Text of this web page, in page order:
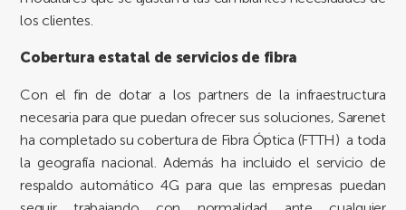
los clientes.
Cobertura estatal de servicios de fibra
Con el fin de dotar a los partners de la infraestructura
necesaria para que puedan ofrecer sus soluciones, Sarenet
ha completado su cobertura de Fibra Óptica (FTTH) a toda
la geografía nacional.Además ha incluido el servicio de
respaldo automático 4G para que las empresas puedan